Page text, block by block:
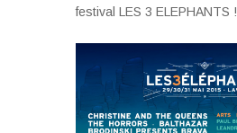
festival LES 3 ELEPHANTS !